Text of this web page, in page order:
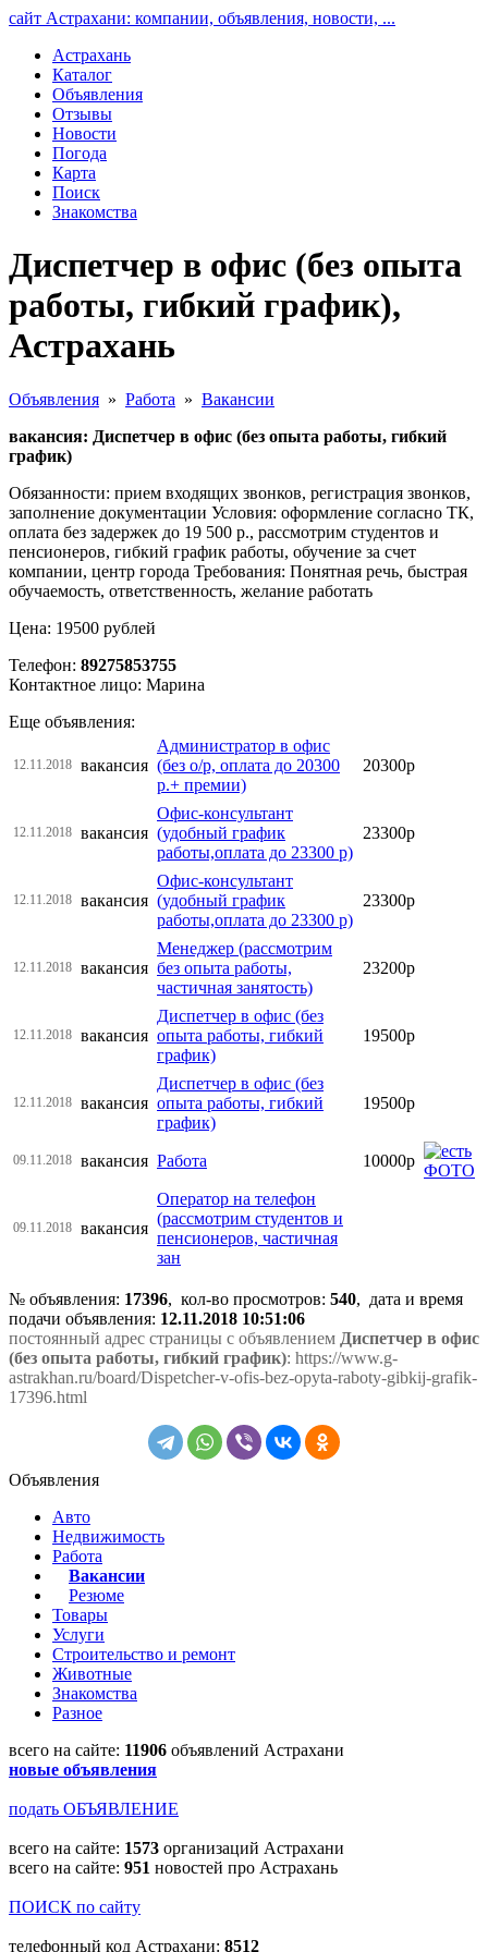
сайт Астрахани: компании, объявления, новости, ...
Астрахань
Каталог
Объявления
Отзывы
Новости
Погода
Карта
Поиск
Знакомства
Диспетчер в офис (без опыта
работы, гибкий график),
Астрахань
Объявления » Работа » Вакансии
вакансия: Диспетчер в офис (без опыта работы, гибкий
график)
Обязанности: прием входящих звонков, регистрация звонков,
заполнение документации Условия: оформление согласно ТК,
оплата без задержек до 19 500 р., рассмотрим студентов и
пенсионеров, гибкий график работы, обучение за счет
компании, центр города Требования: Понятная речь, быстрая
обучаемость, ответственность, желание работать
Цена: 19500 рублей
Телефон: 89275853755
Контактное лицо: Марина
Еще объявления:
12.11.2018 вакансия
Администратор в офис
(без о/р, оплата до 20300
р.+ премии)
20300р
12.11.2018 вакансия
Офис-консультант
(удобный график
работы,оплата до 23300 р)
23300р
12.11.2018 вакансия
Офис-консультант
(удобный график
работы,оплата до 23300 р)
23300р
12.11.2018 вакансия
Менеджер (рассмотрим
без опыта работы,
частичная занятость)
23200р
12.11.2018 вакансия
Диспетчер в офис (без
опыта работы, гибкий
график)
19500р
12.11.2018 вакансия
Диспетчер в офис (без
опыта работы, гибкий
график)
19500р
09.11.2018 вакансия Работа 10000р
09.11.2018 вакансия
Оператор на телефон
(рассмотрим студентов и
пенсионеров, частичная
зан
№ объявления: 17396, кол-во просмотров: 540, дата и время
подачи объявления: 12.11.2018 10:51:06
постоянный адрес страницы с объявлением Диспетчер в офис
(без опыта работы, гибкий график): https://www.g-
astrakhan.ru/board/Dispetcher-v-ofis-bez-opyta-raboty-gibkij-grafik-
17396.html
Объявления
Авто
Недвижимость
Работа
Вакансии
Резюме
Товары
Услуги
Строительство и ремонт
Животные
Знакомства
Разное
всего на сайте: 11906 объявлений Астрахани
новые объявления
подать ОБЪЯВЛЕНИЕ
всего на сайте: 1573 организаций Астрахани
всего на сайте: 951 новостей про Астрахань
ПОИСК по сайту
телефонный код Астрахани: 8512